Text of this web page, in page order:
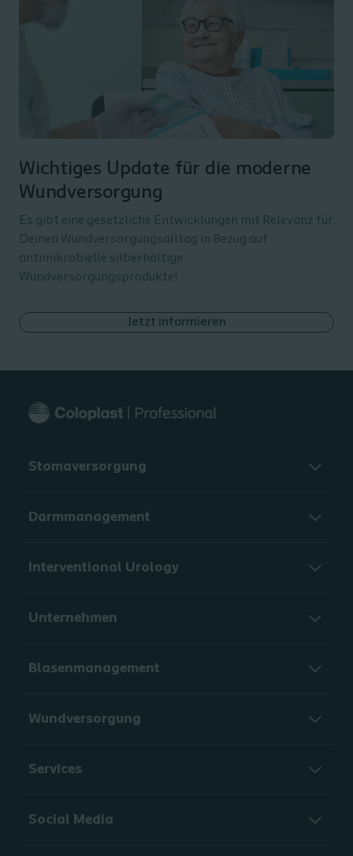
Wichtiges Update für die moderne
Wundversorgung
Es gibt eine gesetzliche Entwicklungen mit Relevanz für
Deinen Wundversorgungsalltag in Bezug auf
antimikrobielle silberhaltige
Wundversorgungsprodukte!
Jetzt informieren
Stomaversorgung
Darmmanagement
Interventional Urology
Unternehmen
Blasenmanagement
Wundversorgung
Services
Social Media